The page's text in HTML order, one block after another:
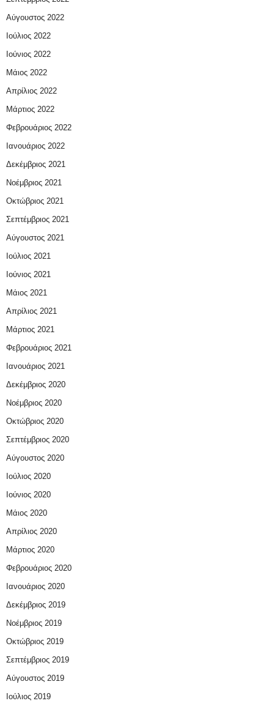
Αύγουστος 2022
Ιούλιος 2022
Ιούνιος 2022
Μάιος 2022
Απρίλιος 2022
Μάρτιος 2022
Φεβρουάριος 2022
Ιανουάριος 2022
Δεκέμβριος 2021
Νοέμβριος 2021
Οκτώβριος 2021
Σεπτέμβριος 2021
Αύγουστος 2021
Ιούλιος 2021
Ιούνιος 2021
Μάιος 2021
Απρίλιος 2021
Μάρτιος 2021
Φεβρουάριος 2021
Ιανουάριος 2021
Δεκέμβριος 2020
Νοέμβριος 2020
Οκτώβριος 2020
Σεπτέμβριος 2020
Αύγουστος 2020
Ιούλιος 2020
Ιούνιος 2020
Μάιος 2020
Απρίλιος 2020
Μάρτιος 2020
Φεβρουάριος 2020
Ιανουάριος 2020
Δεκέμβριος 2019
Νοέμβριος 2019
Οκτώβριος 2019
Σεπτέμβριος 2019
Αύγουστος 2019
Ιούλιος 2019